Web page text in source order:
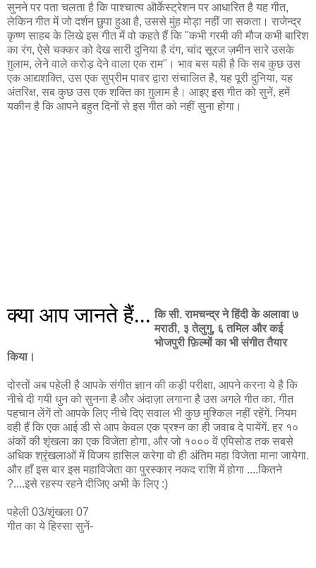
सुनने पर पता चलता है कि पाश्चात्य ऒर्केस्ट्रेशन पर आधारित है यह गीत,
लेकिन गीत में जो दर्शन छुपा हुआ है, उससे मुंह मोड़ा नहीं जा सकता। राजेन्द्र
कृष्ण साहब के लिखे इस गीत में वो कहते हैं कि "कभी गरमी की मौज कभी बारिश
का रंग, ऐसे चक्कर को देख सारी दुनिया है दंग, चांद सूरज ज़मीन सारे उसके
ग़ुलाम, लेने वाले करोड़ देने वाला एक राम"। भाव बस यही है कि सब कुछ उस
एक आद्यशक्ति, उस एक सुप्रीम पावर द्वारा संचालित है, यह पूरी दुनिया, यह
अंतरिक्ष, सब कुछ उस एक शक्ति का ग़ुलाम है। आइए इस गीत को सुनें, हमें
यकीन है कि आपने बहुत दिनों से इस गीत को नहीं सुना होगा।
क्या आप जानते हैं... कि सी. रामचन्द्र ने हिंदी के अलावा ७
मराठी, ३ तेलुगु, ६ तमिल और कई
भोजपुरी फ़िल्मों का भी संगीत तैयार
किया।
दोस्तों अब पहेली है आपके संगीत ज्ञान की कड़ी परीक्षा, आपने करना ये है कि
नीचे दी गयी धुन को सुनना है और अंदाज़ा लगाना है उस अगले गीत का. गीत
पहचान लेंगें तो आपके लिए नीचे दिए सवाल भी कुछ मुश्किल नहीं रहेंगें. नियम
वही हैं कि एक आई डी से आप केवल एक प्रश्न का ही जवाब दे पायेंगें. हर १०
अंकों की शृंखला का एक विजेता होगा, और जो १००० वें एपिसोड तक सबसे
अधिक श्रृंखलाओं में विजय हासिल करेगा वो ही अंतिम महा विजेता माना जायेगा.
और हाँ इस बार इस महाविजेता का पुरस्कार नकद राशि में होगा ....कितने
?....इसे रहस्य रहने दीजिए अभी के लिए :)
पहेली 03/शृंखला 07
गीत का ये हिस्सा सुनें-